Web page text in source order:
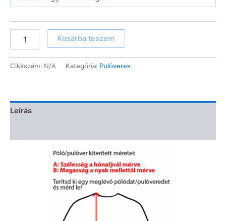
mintás
Kosárba teszem
Cikkszám: N/A Kategória: Pulóverek
Leírás